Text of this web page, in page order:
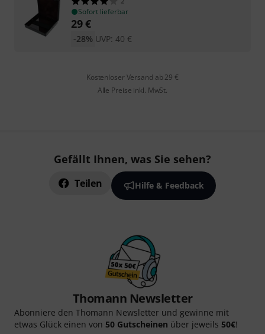
Sofort lieferbar
29€
UVP: 40 €
-28%
Kostenloser Versand ab 29 €
Alle Preise inkl. MwSt.
Gefällt Ihnen, was Sie sehen?
Teilen Hilfe & Feedback
Thomann Newsletter
Abonniere den Thomann Newsletter und gewinne mit
etwas Glück einen von 50 Gutscheinen über jeweils 50€!